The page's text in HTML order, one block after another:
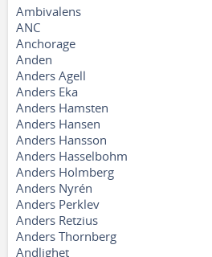
Ambivalens
ANC
Anchorage
Anden
Anders Agell
Anders Eka
Anders Hamsten
Anders Hansen
Anders Hansson
Anders Hasselbohm
Anders Holmberg
Anders Nyrén
Anders Perklev
Anders Retzius
Anders Thornberg
Andlighet